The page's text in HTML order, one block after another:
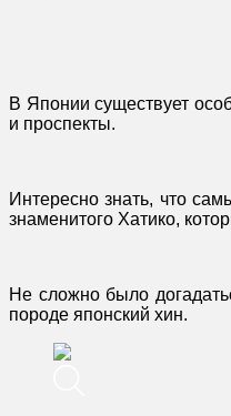
В Японии существует
и проспекты.
Интересно знать, что
знаменитого Хатико,
Не сложно было
породе японский хин.